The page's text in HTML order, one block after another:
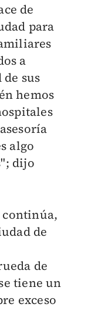
de
para
a
sus
hemos
algo
dijo
de
de
tiene un
exceso